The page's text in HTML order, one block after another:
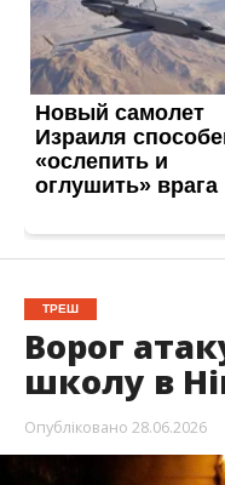
ТРЕШ
Ворог
школу в
Опубліковано 28.06.2026